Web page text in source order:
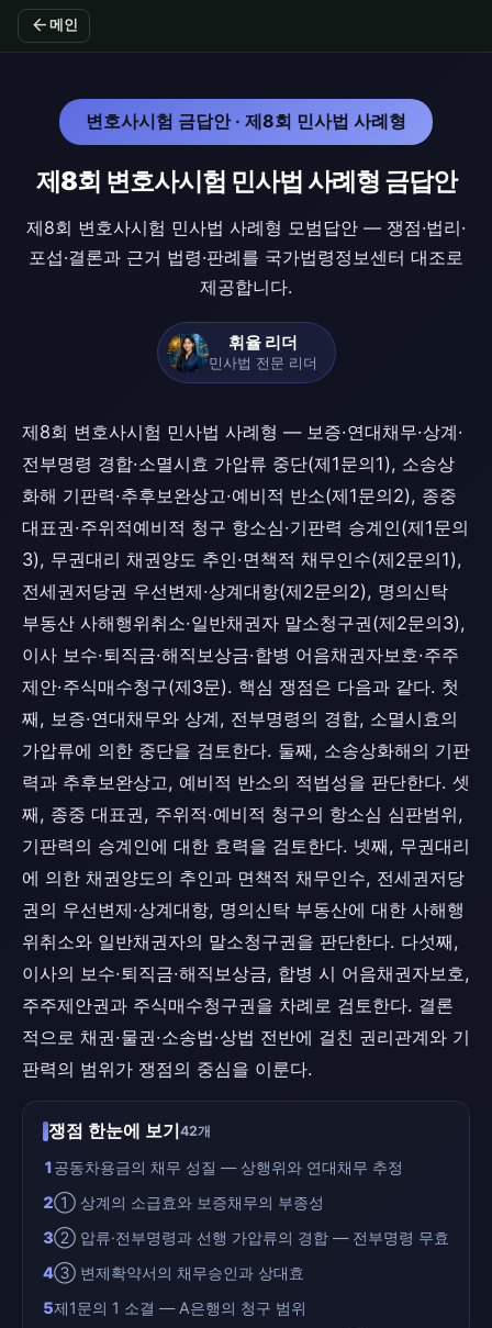
arrow_back 메인
변호사시험 금답안 · 제8회 민사법 사례형
제8회 변호사시험 민사법 사례형 금답안
제8회 변호사시험 민사법 사례형 모범답안 — 쟁점·법리·
포섭·결론과 근거 법령·판례를 국가법령정보센터 대조로
제공합니다.
휘율 리더
민사법 전문 리더
제8회 변호사시험 민사법 사례형 — 보증·연대채무·상계·
전부명령 경합·소멸시효 가압류 중단(제1문의1), 소송상
화해 기판력·추후보완상고·예비적 반소(제1문의2), 종중
대표권·주위적예비적 청구 항소심·기판력 승계인(제1문의
3), 무권대리 채권양도 추인·면책적 채무인수(제2문의1),
전세권저당권 우선변제·상계대항(제2문의2), 명의신탁
부동산 사해행위취소·일반채권자 말소청구권(제2문의3),
이사 보수·퇴직금·해직보상금·합병 어음채권자보호·주주
제안·주식매수청구(제3문). 핵심 쟁점은 다음과 같다. 첫
째, 보증·연대채무와 상계, 전부명령의 경합, 소멸시효의
가압류에 의한 중단을 검토한다. 둘째, 소송상화해의 기판
력과 추후보완상고, 예비적 반소의 적법성을 판단한다. 셋
째, 종중 대표권, 주위적·예비적 청구의 항소심 심판범위,
기판력의 승계인에 대한 효력을 검토한다. 넷째, 무권대리
에 의한 채권양도의 추인과 면책적 채무인수, 전세권저당
권의 우선변제·상계대항, 명의신탁 부동산에 대한 사해행
위취소와 일반채권자의 말소청구권을 판단한다. 다섯째,
이사의 보수·퇴직금·해직보상금, 합병 시 어음채권자보호,
주주제안권과 주식매수청구권을 차례로 검토한다. 결론
적으로 채권·물권·소송법·상법 전반에 걸친 권리관계와 기
판력의 범위가 쟁점의 중심을 이룬다.
쟁점 한눈에 보기42개
1공동차용금의 채무 성질 — 상행위와 연대채무 추정
2① 상계의 소급효와 보증채무의 부종성
3② 압류·전부명령과 선행 가압류의 경합 — 전부명령 무효
4③ 변제확약서의 채무승인과 상대효
5제1문의 1 소결 — A은행의 청구 범위